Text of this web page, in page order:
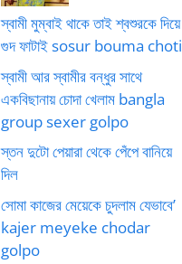
স্বামী মুম্বাই থাকে তাই শ্বশুরকে দিয়ে
গুদ ফাটাই sosur bouma choti
স্বামী আর স্বামীর বন্ধুর সাথে
একবিছানায় চোদা খেলাম bangla
group sexer golpo
স্তন দুটো পেয়ারা থেকে পেঁপে বানিয়ে
দিল
সোমা কাজের মেয়েকে চুদলাম যেভাবে’
kajer meyeke chodar
golpo